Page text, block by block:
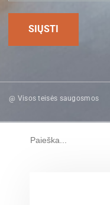
@ Visos teisės saugosmos